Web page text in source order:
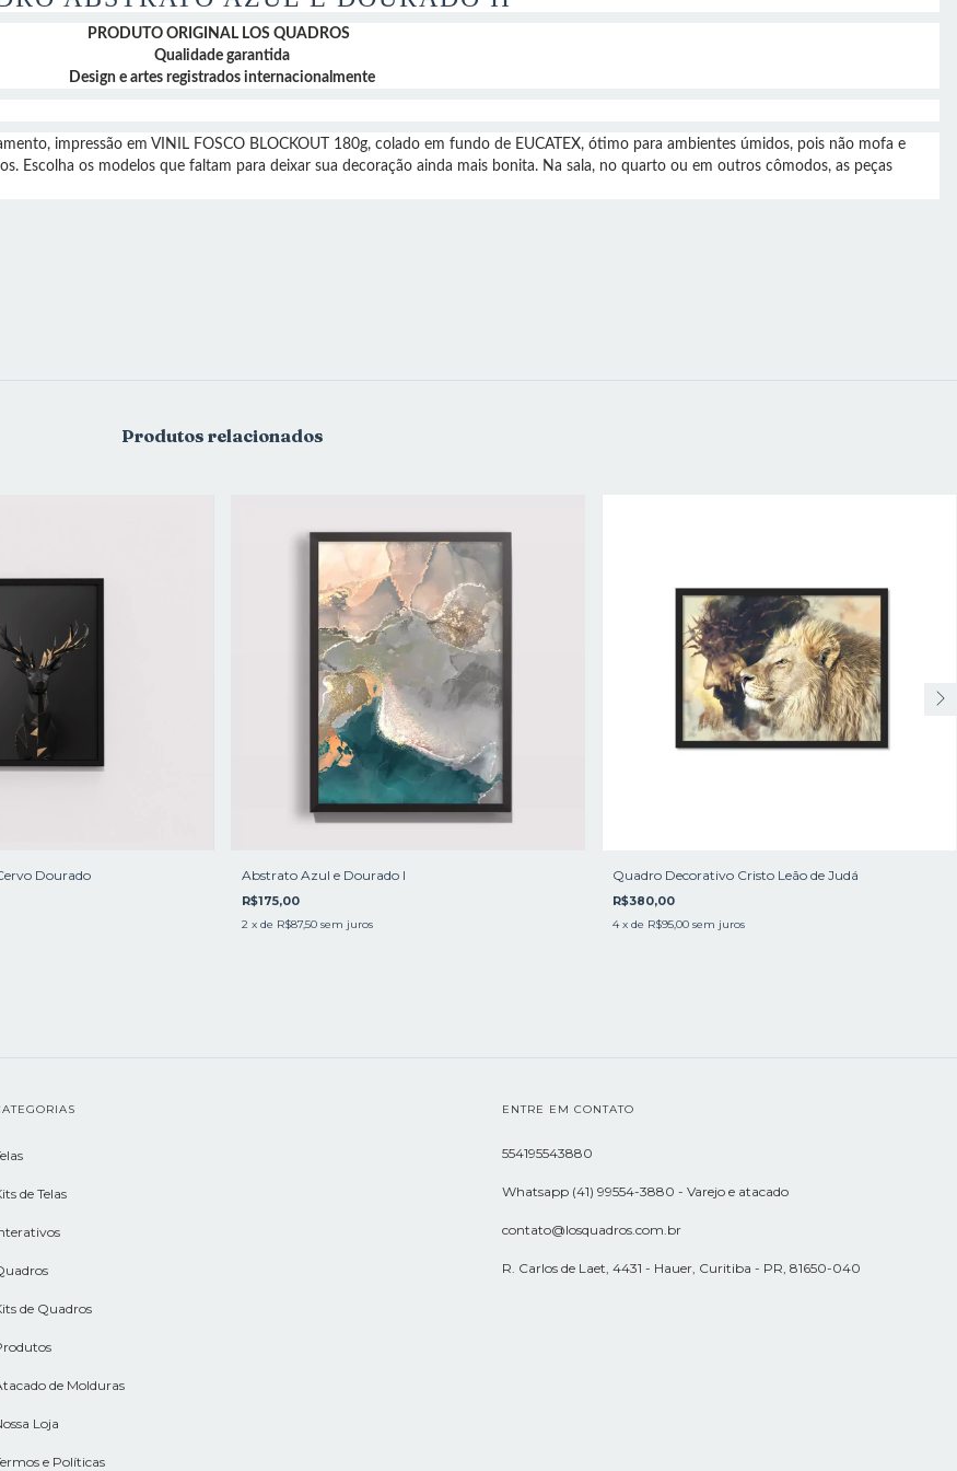
PRODUTO ORIGINAL LOS QUADROS
Qualidade garantida
Design e artes registrados internacionalmente
impressão em VINIL FOSCO BLOCKOUT 180g, colado em fundo de EUCATEX, ótimo para ambientes úmidos, pois não mofa e
Escolha os modelos que faltam para deixar sua decoração ainda mais bonita. Na sala, no quarto ou em outros cômodos, as peças
Produtos relacionados
Dourado Abstrato Azul e Dourado l
R$175,00
2 x de R$87,50 sem juros
Quadro Decorativo Cristo Leão de Judá
R$380,00
4 x de R$95,00 sem juros
de Telas
de Quadros
de Molduras
Loja
e Políticas
ENTRE EM CONTATO
554195543880
Whatsapp (41) 99554-3880 - Varejo e atacado
contato@losquadros.com.br
R. Carlos de Laet, 4431 - Hauer, Curitiba - PR, 81650-040